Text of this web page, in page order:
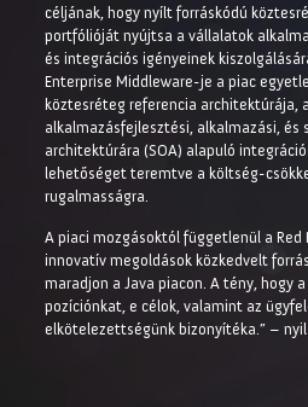
céljának, hogy nyílt forráskódú
portfólióját nyújtsa a vállalatok
és integrációs igényeinek
Enterprise Middleware-je a piac
köztesréteg referencia architektúrája,
alkalmazásfejlesztési, alkalmazási,
architektúrára (SOA) alapuló
lehetőséget teremtve a költség-
rugalmasságra.
A piaci mozgásoktól függetlenül a Red
innovatív megoldások közkedvelt
maradjon a Java piacon. A tény, hogy
pozíciónkat, e célok, valamint az
elkötelezettségünk bizonyítéka.” –